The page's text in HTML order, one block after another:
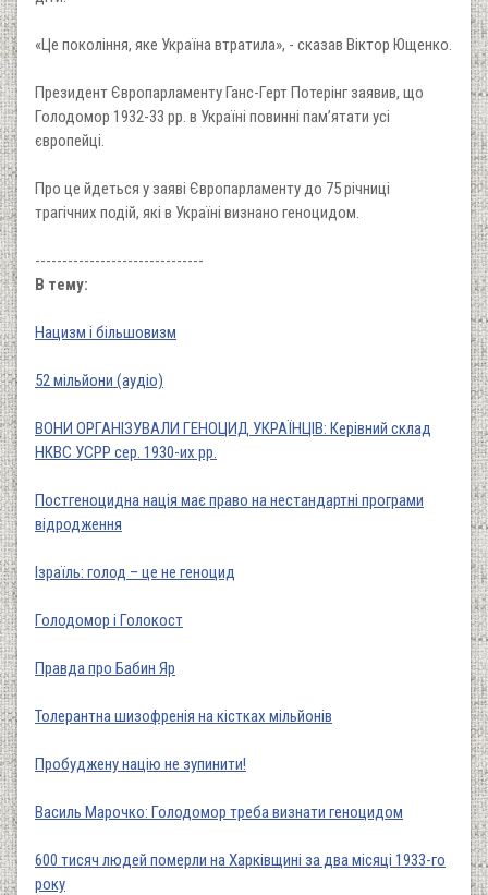
«Це покоління, яке Україна втратила», - сказав Віктор Ющенко.
Президент Європарламенту Ганс-Герт Потерінг заявив, що
Голодомор 1932-33 рр. в Україні повинні пам’ятати усі
європейці.
Про це йдеться у заяві Європарламенту до 75 річниці
трагічних подій, які в Україні визнано геноцидом.
-------------------------------
В тему:
Нацизм і більшовизм
52 мільйони (аудіо)
ВОНИ ОРГАНІЗУВАЛИ ГЕНОЦИД УКРАЇНЦІВ: Керівний склад
НКВС УСРР сер. 1930-их рр.
Постгеноцидна нація має право на нестандартні програми
відродження
Ізраїль: голод – це не геноцид
Голодомор і Голокост
Правда про Бабин Яр
Толерантна шизофренія на кістках мільйонів
Пробуджену націю не зупинити!
Василь Марочко: Голодомор треба визнати геноцидом
600 тисяч людей померли на Харківщині за два місяці 1933-го
року